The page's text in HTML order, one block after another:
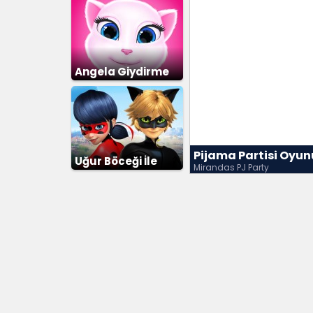
Angela Giydirme
Uğur Böceği İle
Pijama Partisi
Mirandas PJ Party